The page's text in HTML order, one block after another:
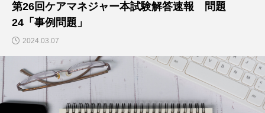
第26回ケアマネジャー本試験解答速報 問題
24「事例問題」
2024.03.07